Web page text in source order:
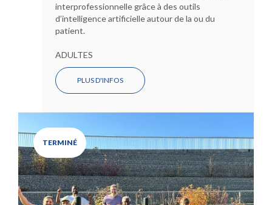
interprofessionnelle grâce à des outils
d’intelligence artificielle autour de la ou du
patient.
ADULTES
PLUS D'INFOS
TERMINÉ